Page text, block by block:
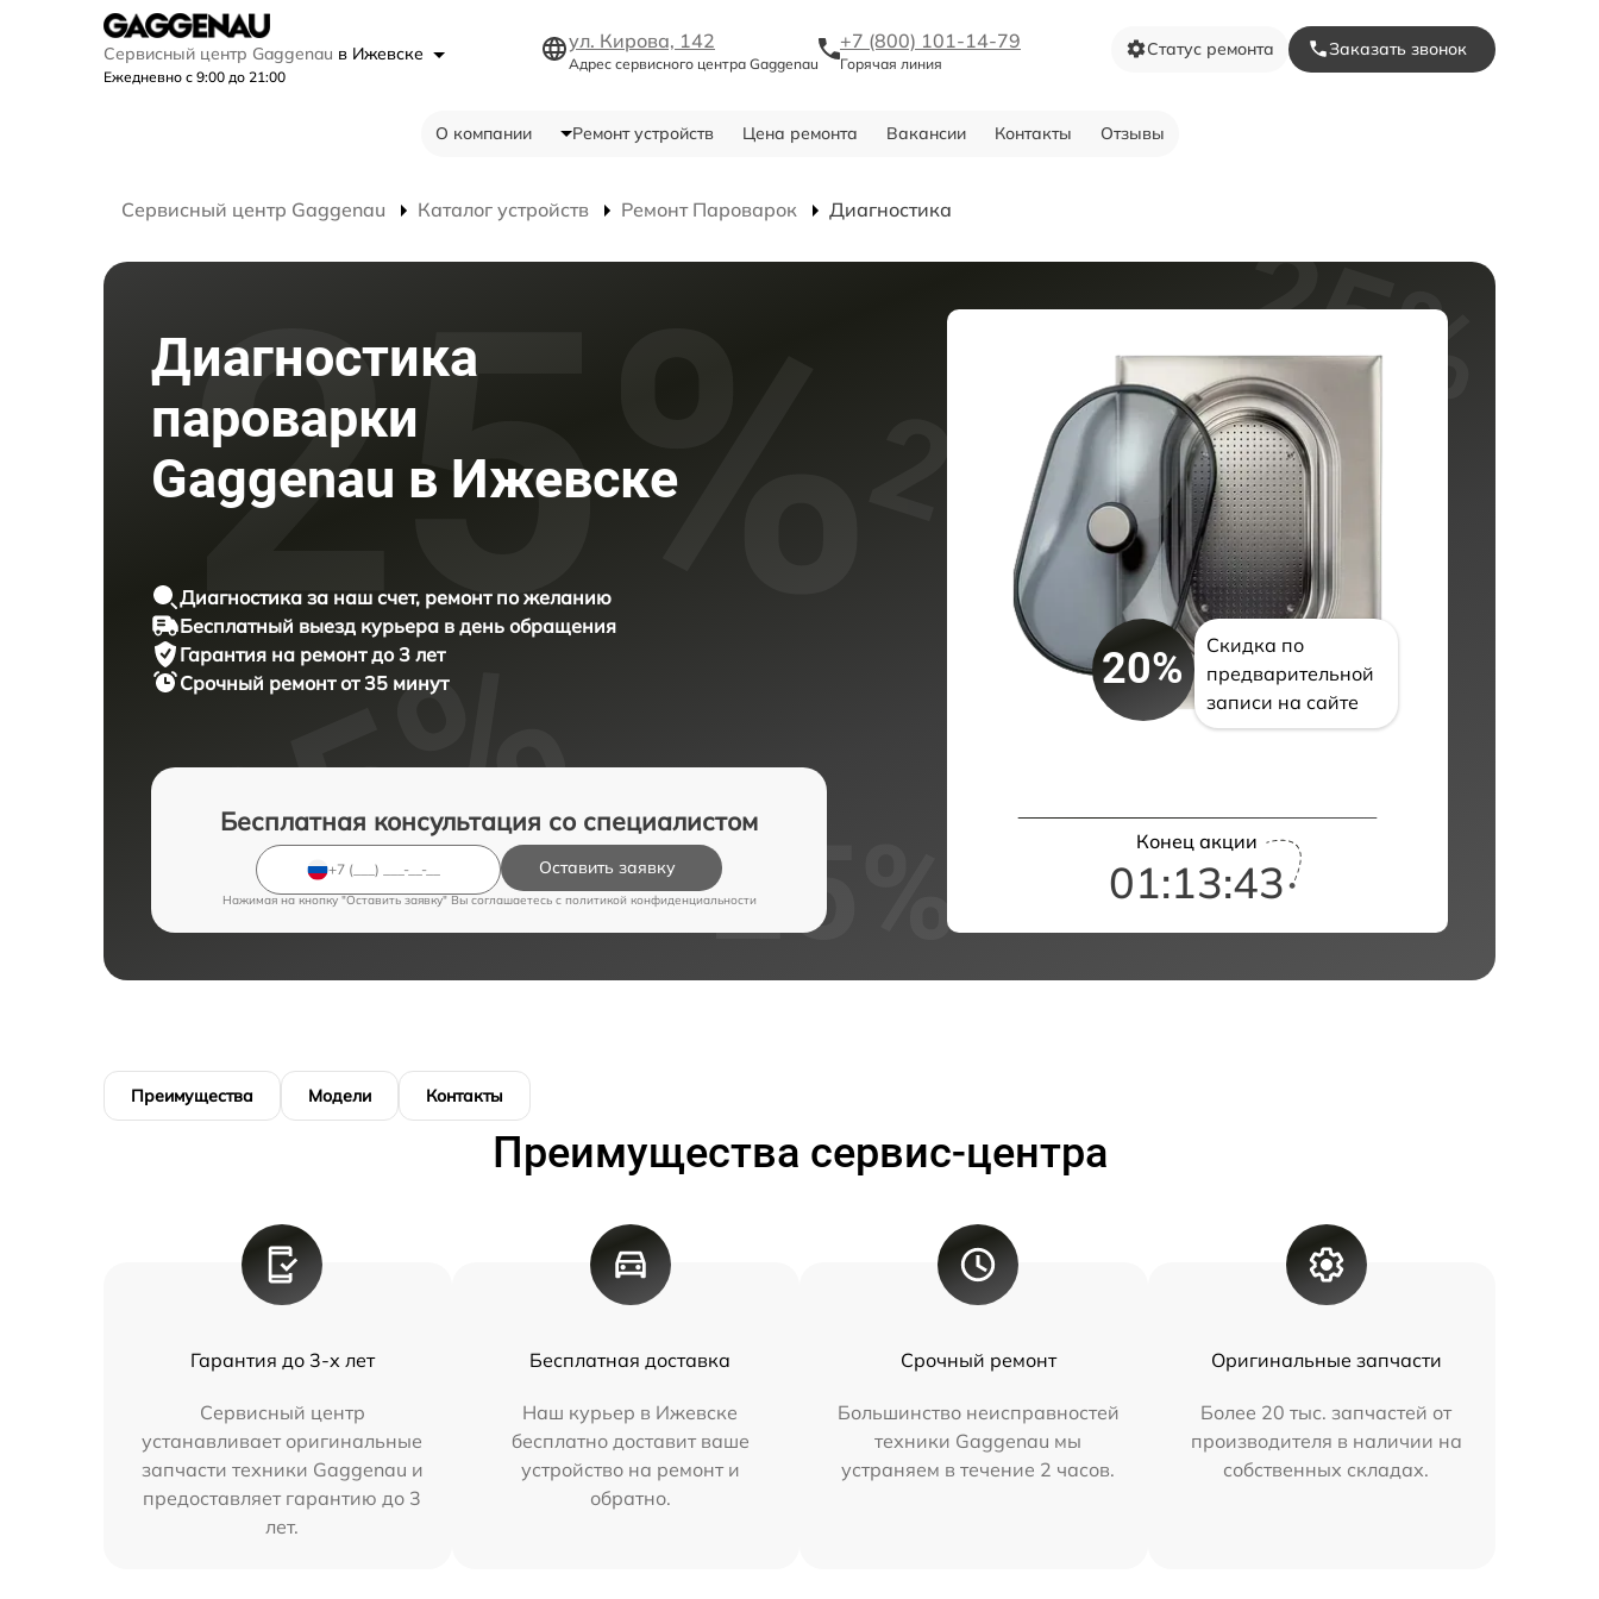
Сервисный центр Gaggenau в Ижевске
Ежедневно с 9:00 до 21:00
ул. Кирова, 142
Адрес сервисного центра Gaggenau
+7 (800) 101-14-79
Горячая линия
Статус ремонта Заказать звонок
О компании Ремонт устройств Цена ремонта Вакансии Контакты Отзывы
Сервисный центр Gaggenau Каталог устройств Ремонт Пароварок Диагностика
Диагностика
пароварки
Gaggenau в Ижевске
Диагностика за наш счет, ремонт по желанию
Бесплатный выезд курьера в день обращения
Гарантия на ремонт до 3 лет
Срочный ремонт от 35 минут
Бесплатная консультация со специалистом
Оставить заявку
Нажимая на кнопку "Оставить заявку" Вы соглашаетесь c политикой конфиденциальности
20%
Скидка по
предварительной
записи на сайте
Конец акции
01:13:42
Преимущества Модели Контакты
Преимущества сервис-центра
Гарантия до 3-х лет
Сервисный центр
устанавливает оригинальные
запчасти техники Gaggenau и
предоставляет гарантию до 3
лет.
Бесплатная доставка
Наш курьер в Ижевске
бесплатно доставит ваше
устройство на ремонт и
обратно.
Срочный ремонт
Большинство неисправностей
техники Gaggenau мы
устраняем в течение 2 часов.
Оригинальные запчасти
Более 20 тыс. запчастей от
производителя в наличии на
собственных складах.